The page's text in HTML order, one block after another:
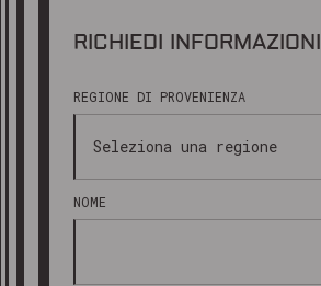
RICHIEDI INFORMAZIONI
REGIONE DI PROVENIENZA
NOME